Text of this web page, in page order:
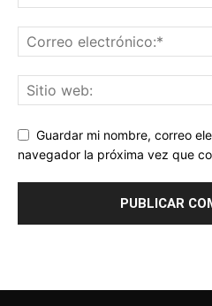
Guardar mi nombre, correo
navegador la próxima vez que